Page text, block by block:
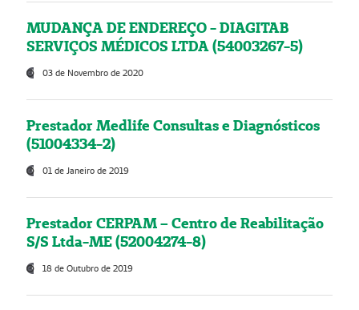
MUDANÇA DE ENDEREÇO - DIAGITAB
SERVIÇOS MÉDICOS LTDA (54003267-5)
03 de Novembro de 2020
Prestador Medlife Consultas e Diagnósticos
(51004334-2)
01 de Janeiro de 2019
Prestador CERPAM – Centro de Reabilitação
S/S Ltda-ME (52004274-8)
18 de Outubro de 2019